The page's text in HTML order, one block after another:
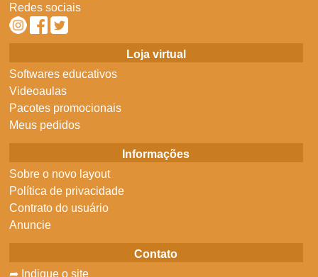
Redes sociais
Loja virtual
Softwares educativos
Videoaulas
Pacotes promocionais
Meus pedidos
Informações
Sobre o novo layout
Política de privacidade
Contrato do usuário
Anuncie
Contato
➦ Indique o site